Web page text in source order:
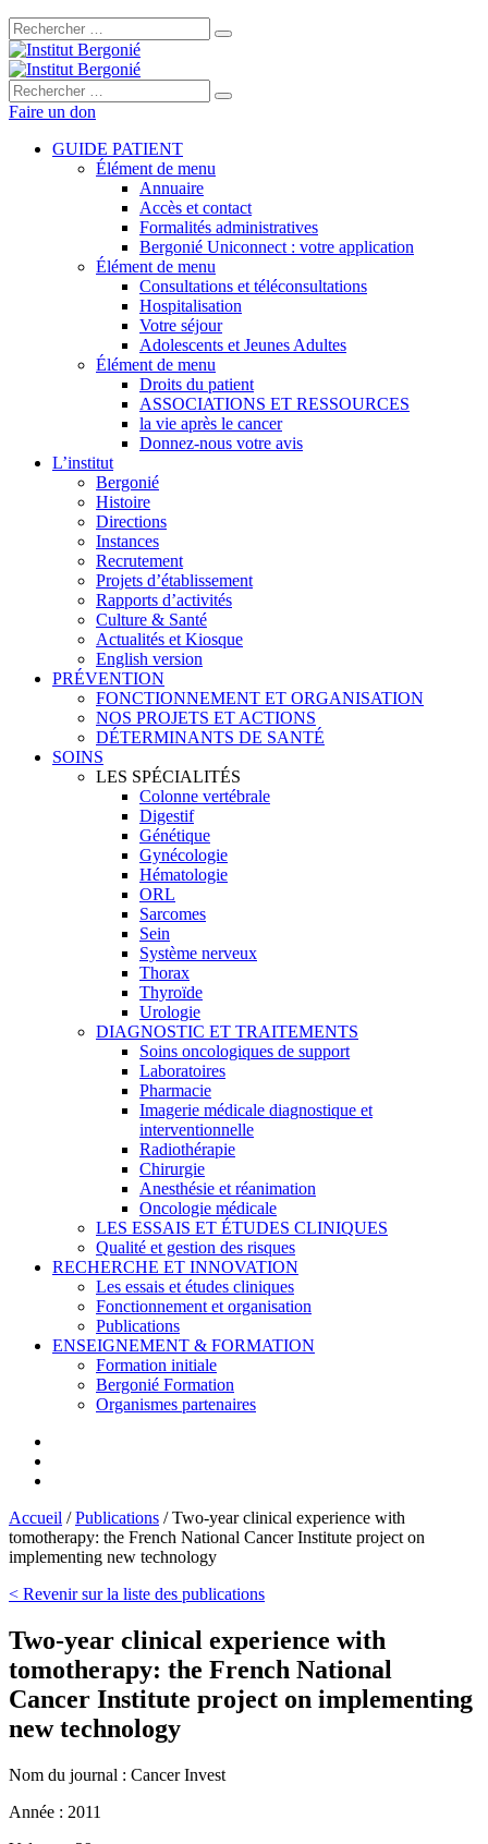
Rechercher :
Rechercher :
Faire un don
GUIDE PATIENT
Élément de menu
Annuaire
Accès et contact
Formalités administratives
Bergonié Uniconnect : votre application
Élément de menu
Consultations et téléconsultations
Hospitalisation
Votre séjour
Adolescents et Jeunes Adultes
Élément de menu
Droits du patient
ASSOCIATIONS ET RESSOURCES
la vie après le cancer
Donnez-nous votre avis
L’institut
Bergonié
Histoire
Directions
Instances
Recrutement
Projets d’établissement
Rapports d’activités
Culture & Santé
Actualités et Kiosque
English version
PRÉVENTION
FONCTIONNEMENT ET ORGANISATION
NOS PROJETS ET ACTIONS
DÉTERMINANTS DE SANTÉ
SOINS
LES SPÉCIALITÉS
Colonne vertébrale
Digestif
Génétique
Gynécologie
Hématologie
ORL
Sarcomes
Sein
Système nerveux
Thorax
Thyroïde
Urologie
DIAGNOSTIC ET TRAITEMENTS
Soins oncologiques de support
Laboratoires
Pharmacie
Imagerie médicale diagnostique et
interventionnelle
Radiothérapie
Chirurgie
Anesthésie et réanimation
Oncologie médicale
LES ESSAIS ET ÉTUDES CLINIQUES
Qualité et gestion des risques
RECHERCHE ET INNOVATION
Les essais et études cliniques
Fonctionnement et organisation
Publications
ENSEIGNEMENT & FORMATION
Formation initiale
Bergonié Formation
Organismes partenaires
Accueil /Publications /Two-year clinical experience with
tomotherapy: the French National Cancer Institute project on
implementing new technology
< Revenir sur la liste des publications
Two-year clinical experience with
tomotherapy: the French National
Cancer Institute project on implementing
new technology
Nom du journal : Cancer Invest
Année : 2011